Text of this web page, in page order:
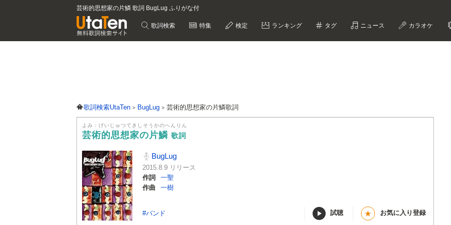
芸術的思想家の片鱗 歌詞 BugLug ふりがな付
歌詞検索 特集 検定 ランキング タグ ニュース カラオケ
歌詞検索UtaTen BugLug 芸術的思想家の片鱗歌詞
よみ：げいじゅつてきしそうかのへんりん
芸術的思想家の片鱗 歌詞
BugLug
2015.8.9 リリース
作詞
一聖
作曲
一樹
#バンド 試聴 ★ お気に入り登録